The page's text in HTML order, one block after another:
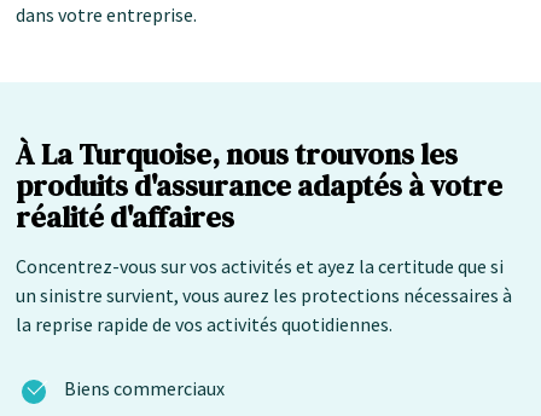
dans votre entreprise.
À La Turquoise, nous trouvons les
produits d'assurance adaptés à votre
réalité d'affaires
Concentrez-vous sur vos activités et ayez la certitude que si
un sinistre survient, vous aurez les protections nécessaires à
la reprise rapide de vos activités quotidiennes.
Biens commerciaux